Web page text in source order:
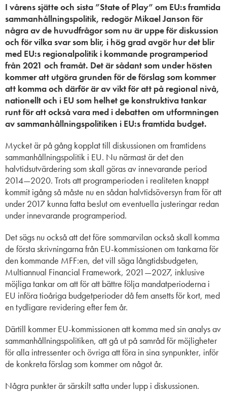
I vårens sjätte och sista ”State of Play” om EU:s framtida
sammanhållningspolitik, redogör Mikael Janson för
några av de huvudfrågor som nu är uppe för diskussion
och för vilka svar som blir, i hög grad avgör hur det blir
med EU:s regionalpolitik i kommande programperiod
från 2021 och framåt. Det är sådant som under hösten
kommer att utgöra grunden för de förslag som kommer
att komma och därför är av vikt för att på regional nivå,
nationellt och i EU som helhet ge konstruktiva tankar
runt för att också vara med i debatten om utformningen
av sammanhållningspolitiken i EU:s framtida budget.
Mycket är på gång kopplat till diskussionen om framtidens
sammanhållningspolitik i EU. Nu närmast är det den
halvtidsutvärdering som skall göras av innevarande period
2014—2020. Trots att programperioden i realiteten knappt
kommit igång så måste nu en sådan halvtidsöversyn fram för att
under 2017 kunna fatta beslut om eventuella justeringar redan
under innevarande programperiod.
Det sägs nu också att det före sommarvilan också skall komma
de första skrivningarna från EU-kommissionen om tankarna för
den kommande MFF:en, det vill säga långtidsbudgeten,
Multiannual Financial Framework, 2021—2027, inklusive
möjliga tankar om att för att bättre följa mandatperioderna i
EU införa tioåriga budgetperioder då fem ansetts för kort, med
en tydligare revidering efter fem år.
Därtill kommer EU-kommissionen att komma med sin analys av
sammanhållningspolitiken, att gå ut på samråd för möjligheter
för alla intressenter och övriga att föra in sina synpunkter, inför
de konkreta förslag som kommer om något år.
Några punkter är särskilt satta under lupp i diskussionen.